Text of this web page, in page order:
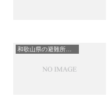
和歌山県の避難所一覧